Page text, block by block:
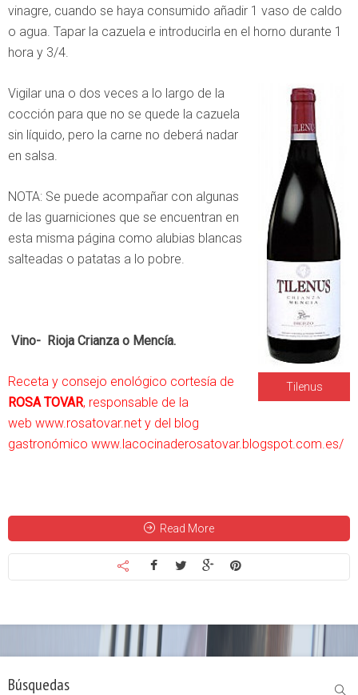
vinagre, cuando se haya consumido añadir 1 vaso de caldo
o agua. Tapar la cazuela e introducirla en el horno durante 1
hora y 3/4.
Tilenus
Vigilar una o dos veces a lo largo de la
cocción para que no se quede la cazuela
sin líquido, pero la carne no deberá nadar
en salsa.
NOTA: Se puede acompañar con algunas
de las guarniciones que se encuentran en
esta misma página como alubias blancas
salteadas o patatas a lo pobre.
Vino- Rioja Crianza o Mencía.
Receta y consejo enológico cortesía de
ROSA TOVAR, responsable de la
web www.rosatovar.net y del blog
gastronómico www.lacocinaderosatovar.blogspot.com.es/
Read More
Búsquedas